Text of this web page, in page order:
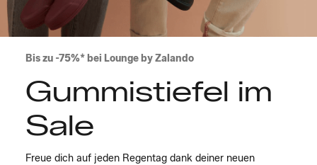
Bis zu -75%* bei Lounge by Zalando
Gummistiefel im
Sale
Freue dich auf jeden Regentag dank deiner neuen